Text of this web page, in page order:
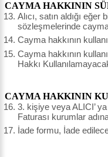
CAYMA HAKKININ
Alıcı, satın aldığı
sözleşmelerinde
Cayma hakkının
Cayma hakkının
Hakkı
CAYMA HAKKININ
3. kişiye veya ALICI’
Faturası kurumlar
İade formu, İade